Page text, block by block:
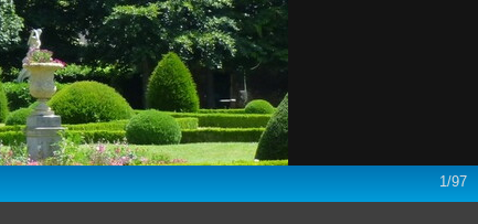
1/97